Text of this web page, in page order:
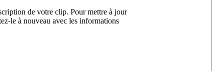
de votre clip. Pour mettre à jour
le à nouveau avec les informations